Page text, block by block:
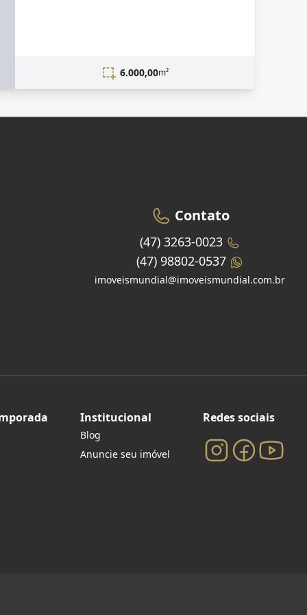
6.000,00m²
Contato
(47) 3263-0023
(47) 98802-0537
imoveismundial@imoveismundial.com.br
Institucional
Blog
Anuncie seu imóvel
Redes sociais